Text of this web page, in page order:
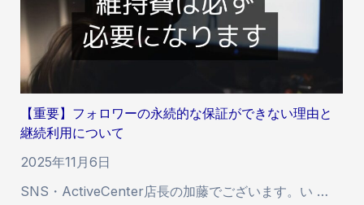
る
付
与
速
度
お
よ
反
映
ワ
ー
い
ね
等
・
増
ス
【重要】フォロワーの永続的な保証ができない理由と
継続利用について
2025年11月6日
SNS・ActiveCenter店長の加藤でございます。い …